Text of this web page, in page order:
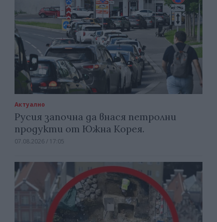
Актуално
Русия започна да внася петролни
продукти от Южна Корея.
07.08.2026 / 17:05